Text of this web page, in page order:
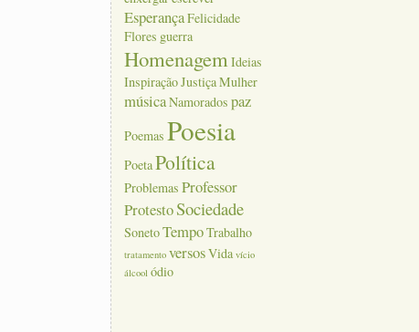
EsperançaFelicidade
Flores guerra
Homenagem Ideias
InspiraçãoJustiçaMulher
músicaNamorados paz
Poemas Poesia
PoetaPolítica
Problemas Professor
ProtestoSociedade
SonetoTempoTrabalho
tratamento versosVida vício
álcool ódio